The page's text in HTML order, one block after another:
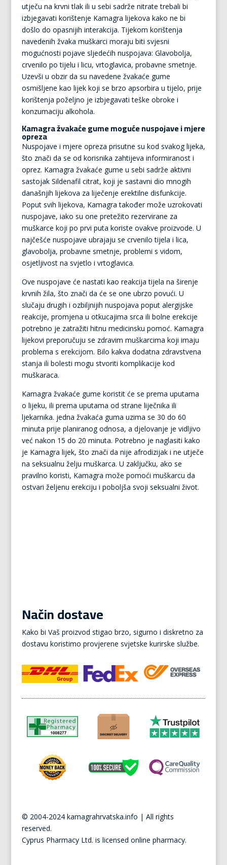
utječu na krvni tlak ili u sebi sadrže nitrate trebali bi
izbjegavati korištenje Kamagra lijekova kako ne bi
došlo do opasnijih interakcija. Tijekom korištenja
navedenih žvaka muškarci moraju biti svjesni
mogućnosti pojave sljedećih nuspojava: Glavobolja,
crvenilo po tijelu i licu, vrtoglavica, probavne smetnje.
Uzevši u obzir da su navedene žvakaće gume
osmišljene kao lijek koji se brzo apsorbira u tijelo, prije
korištenja poželjno je izbjegavati teške obroke i
konzumaciju alkohola.
Kamagra žvakaće gume moguće nuspojave i mjere
opreza
Nuspojave i mjere opreza prisutne su kod svakog lijeka,
što znači da se od korisnika zahtijeva informiranost i
oprez. Kamagra žvakaće gume u sebi sadrže aktivni
sastojak Sildenafil citrat, koji je sastavni dio mnogih
današnjih lijekova za liječenje erektilne disfunkcije.
Poput svih lijekova, Kamagra također može uzrokovati
nuspojave, iako su one pretežito rezervirane za
muškarce koji po prvi puta koriste ovakve proizvode. U
najčešće nuspojave ubrajaju se crvenilo tijela i lica,
glavobolja, probavne smetnje, problemi s vidom,
osjetljivost na svjetlo i vrtoglavica.
Ove nuspojave će nastati kao reakcija tijela na širenje
krvnih žila, što znači da će se one ubrzo povući. U
slučaju drugih i ozbiljnijih nuspojava poput alergijske
reakcije, promjena u otkucajima srca ili bolne erekcije
potrebno je zatražiti hitnu medicinsku pomoć. Kamagra
lijekovi preporučuju se zdravim muškarcima koji imaju
problema s erekcijom. Bilo kakva dodatna zdravstvena
stanja ili bolesti mogu stvoriti komplikacije kod
muškaraca.
Kamagra žvakaće gume koristit će se prema uputama
o lijeku, ili prema uputama od strane liječnika ili
ljekarnika. jedna žvakaća guma uzima se 30 do 60
minuta prije planiranog odnosa, a djelovanje je vidljivo
već nakon 15 do 20 minuta. Potrebno je naglasiti kako
je Kamagra lijek, što znači da nije afrodizijak i ne utječe
na seksualnu želju muškarca. U zaključku, ako se
pravilno koristi, Kamagra može pomoći muškarcu da
ostvari željenu erekciju i poboljša svoji seksualni život.
Način dostave
Kako bi Vaš proizvod stigao brzo, sigurno i diskretno za
dostavu koristimo provjerene svjetske kurirske službe.
© 2004-2024 kamagrahrvatska.info | All rights
reserved.
Cyprus Pharmacy Ltd. is licensed online pharmacy.